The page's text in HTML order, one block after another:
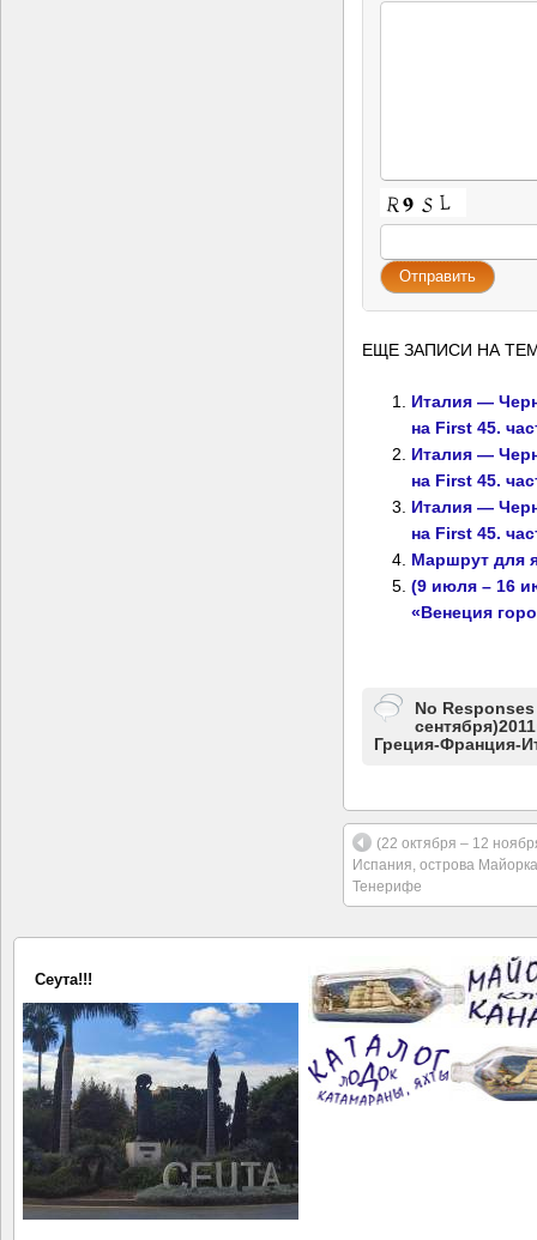
ЕЩЕ ЗАПИСИ НА
Италия —
на First 45.
Италия —
на First 45.
Италия —
на First 45.
Маршрут для
(9 июля – 16
«Венеция
No
Греция-Франция-
(22 октября – 12
Испания, острова
Тенерифе
Сеута!!!